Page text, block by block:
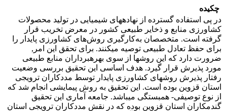
چکیده
در پی استفاده گسترده از نهاده‎های شیمیایی در تولید محصولات
کشاورزی منابع و ذخایر طبیعی کشور در معرض تخریب قرار
گرفته است. متخصصان به‌کارگیری روش‌های کشاورزی پایدار را
برای حفظ تعادل طبیعی توصیه می‎کنند. برای تحقق این امر,
ضرورت دارد که این روش‎ها از سوی بهره‎برداران منابع طبیعی
مورد پذیرش قرار گیرد. هدف اساسی این تحقیق بررسی وضعیت
رفتار پذیرش روش‎های کشاورزی پایدار توسط مددکاران ترویجی
استان قزوین بوده است. این تحقیق به روش پیمایشی انجام شد که
از نوع توصیفی- همبستگی می‎باشد. جامعه آماری این تحقیق
گندمکاران استان قزوین بوده که در نقش مددکاران ترویجی استان